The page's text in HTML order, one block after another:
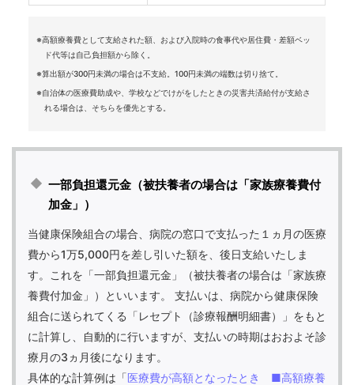
※高額療養費として支給された額、および入院時の食事代や居住費・差額ベッ
ド代等は自己負担額から除く。
※算出額が300円未満の場合は不支給。100円未満の端数は切り捨て。
※自治体の医療費助成や、学校などでけがをしたときの災害共済給付が支給さ
れる場合は、そちらを優先とする。
一部負担還元金（被扶養者の場合は「家族療養費付
加金」）
当健康保険組合の場合、病院の窓口で支払った１ヵ月の医療
費から1万5,000円を差し引いた額を、後日支給いたしま
す。これを「一部負担還元金」（被扶養者の場合は「家族療
養費付加金」）といいます。 支払いは、病院から健康保険
組合に送られてくる「レセプト（診療報酬明細書）」をもと
に計算し、自動的に行いますが、支払いの時期はおおよそ診
療月の3ヵ月後になります。
具体的な計算例は「医療費が高額となったとき ■高額療養